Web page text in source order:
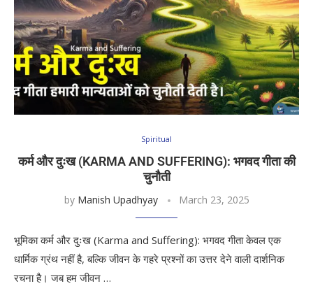
Spiritual
कर्म और दुःख (KARMA AND SUFFERING): भगवद गीता की
चुनौती
by Manish Upadhyay March 23, 2025
भूमिका कर्म और दुःख (Karma and Suffering): भगवद गीता केवल एक
धार्मिक ग्रंथ नहीं है, बल्कि जीवन के गहरे प्रश्नों का उत्तर देने वाली दार्शनिक
रचना है। जब हम जीवन …